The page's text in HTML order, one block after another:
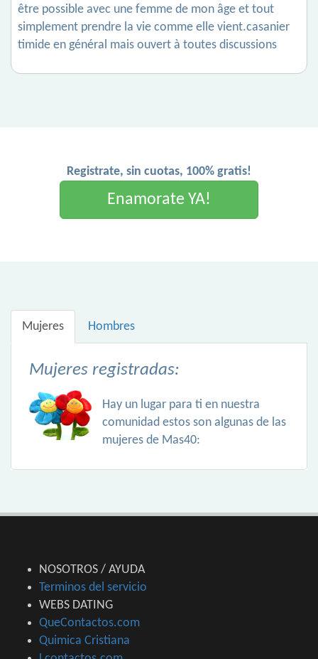
être possible avec une femme de mon âge et tout
simplement prendre la vie comme elle vient.casanier
timide en général mais ouvert à toutes discussions
Registrate, sin cuotas, 100% gratis!
Enamorate YA!
Mujeres Hombres
Mujeres registradas:
Hay un lugar para ti en nuestra
comunidad estos son algunas de las
mujeres de Mas40:
NOSOTROS / AYUDA
Terminos del servicio
WEBS DATING
QueContactos.com
Quimica Cristiana